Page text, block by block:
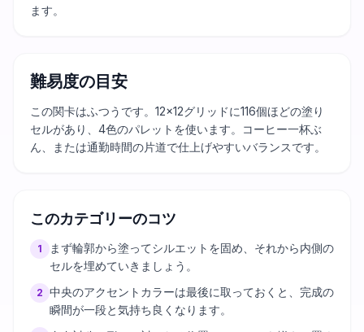
ます。
難易度の目安
この関卡はふつうです。12×12グリッドに116個ほどの塗り
セルがあり、4色のパレットを使います。コーヒー一杯ぶ
ん、または通勤時間の片道で仕上げやすいバランスです。
このカテゴリーのコツ
1
まず輪郭から塗ってシルエットを固め、それから内側の
セルを埋めていきましょう。
2 中央のアクセントカラーは最後に取っておくと、完成の
瞬間が一段と気持ち良くなります。